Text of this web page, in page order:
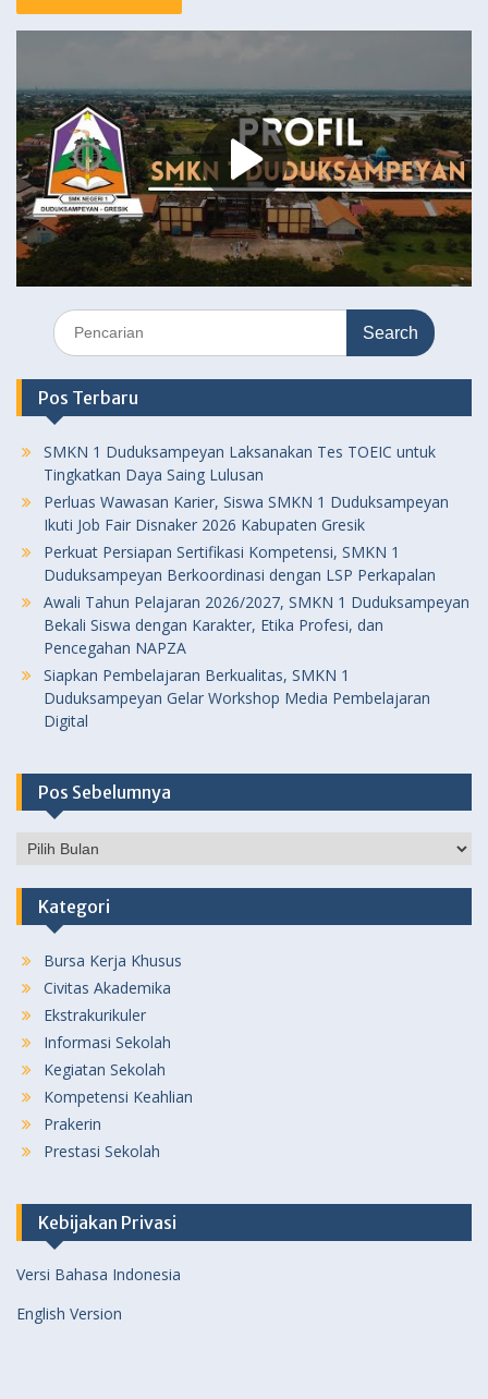
Search
for:
Pos Terbaru
SMKN 1 Duduksampeyan Laksanakan Tes TOEIC untuk
Tingkatkan Daya Saing Lulusan
Perluas Wawasan Karier, Siswa SMKN 1 Duduksampeyan
Ikuti Job Fair Disnaker 2026 Kabupaten Gresik
Perkuat Persiapan Sertifikasi Kompetensi, SMKN 1
Duduksampeyan Berkoordinasi dengan LSP Perkapalan
Awali Tahun Pelajaran 2026/2027, SMKN 1 Duduksampeyan
Bekali Siswa dengan Karakter, Etika Profesi, dan
Pencegahan NAPZA
Siapkan Pembelajaran Berkualitas, SMKN 1
Duduksampeyan Gelar Workshop Media Pembelajaran
Digital
Pos Sebelumnya
Pos
Kategori
Bursa Kerja Khusus
Civitas Akademika
Ekstrakurikuler
Informasi Sekolah
Kegiatan Sekolah
Kompetensi Keahlian
Prakerin
Prestasi Sekolah
Kebijakan Privasi
Versi Bahasa Indonesia
English Version